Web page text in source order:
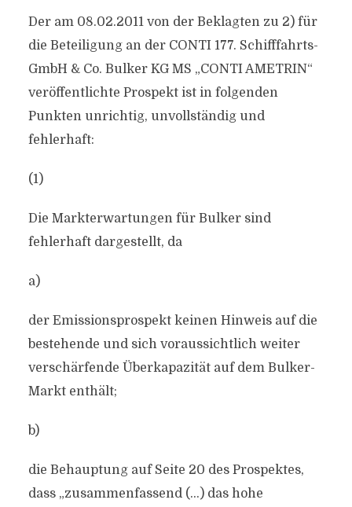
Der am 08.02.2011 von der Beklagten zu 2) für
die Beteiligung an der CONTI 177. Schifffahrts-
GmbH & Co. Bulker KG MS „CONTI AMETRIN“
veröffentlichte Prospekt ist in folgenden
Punkten unrichtig, unvollständig und
fehlerhaft:
(1)
Die Markterwartungen für Bulker sind
fehlerhaft dargestellt, da
a)
der Emissionsprospekt keinen Hinweis auf die
bestehende und sich voraussichtlich weiter
verschärfende Überkapazität auf dem Bulker-
Markt enthält;
b)
die Behauptung auf Seite 20 des Prospektes,
dass „zusammenfassend (…) das hohe